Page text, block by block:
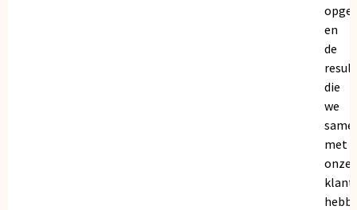
en
de
die
we
met
onze